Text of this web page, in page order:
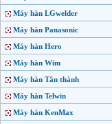
Máy hàn LGwelder
Máy hàn Panasonic
Máy hàn Hero
Máy hàn Wim
Máy hàn Tân thành
Máy hàn Telwin
Máy hàn KenMax